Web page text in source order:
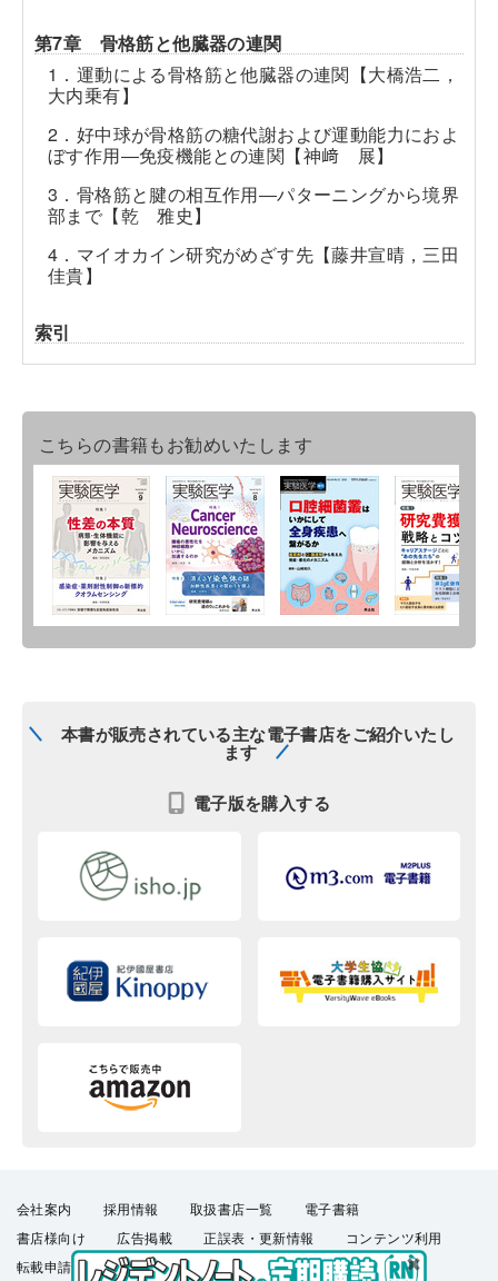
第7章 骨格筋と他臓器の連関
1．運動による骨格筋と他臓器の連関【大橋浩二，
大内乗有】
2．好中球が骨格筋の糖代謝および運動能力におよ
ぼす作用―免疫機能との連関【神﨑 展】
3．骨格筋と腱の相互作用―パターニングから境界
部まで【乾 雅史】
4．マイオカイン研究がめざす先【藤井宣晴，三田
佳貴】
索引
こちらの書籍もお勧めいたします
本書が販売されている主な電子書店をご紹介いたし
ます
電子版を購入する
会社案内 採用情報 取扱書店一覧
電子書籍
書店様向け
広告掲載 正誤表・更新情報
コンテンツ利用
転載申請
プライバシーポリシー 羊土社会員規約